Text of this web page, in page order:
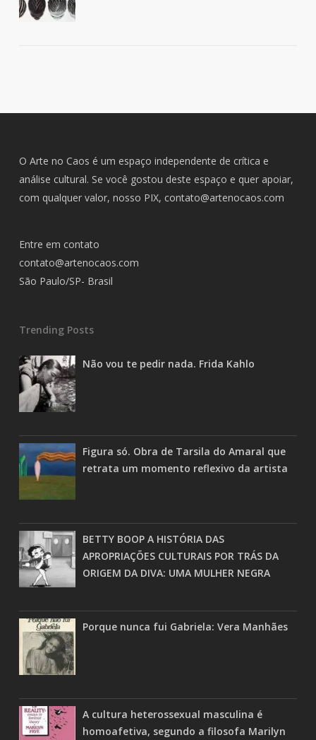
O Arte no Caos é um espaço independente de crítica e
análise cultural. Se você gostou deste espaço e quer apoiar,
com qualquer valor, nosso PIX, contato@artenocaos.com
Entre em contato
contato@artenocaos.com
São Paulo/SP- Brasil
Trending Posts
Não vou te pedir nada. Frida Kahlo
Figura só. Obra de Tarsila do Amaral que
retrata um momento reflexivo da artista
BETTY BOOP A HISTÓRIA DAS
APROPRIAÇÕES CULTURAIS POR TRÁS DA
ORIGEM DA DIVA: UMA MULHER NEGRA
Porque nunca fui Gabriela: Vera Manhães
A cultura heterossexual masculina é
homoafetiva, segundo a filosofa Marilyn